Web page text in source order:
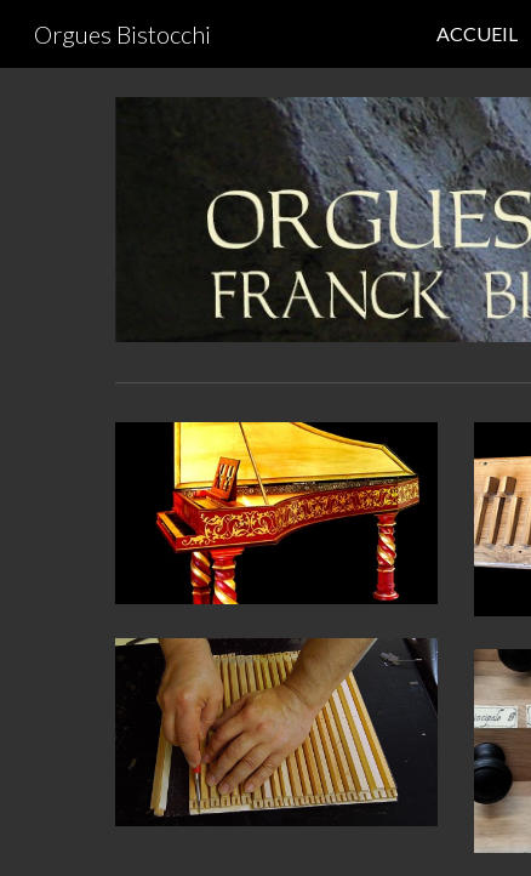
Orgues Bistocchi ACCUEIL